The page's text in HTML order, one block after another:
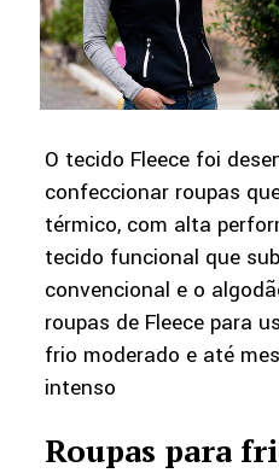
O tecido Fleece foi
confeccionar roupas
térmico, com alta
tecido funcional que
convencional e o
roupas de Fleece para
frio moderado e até
intenso
Roupas para